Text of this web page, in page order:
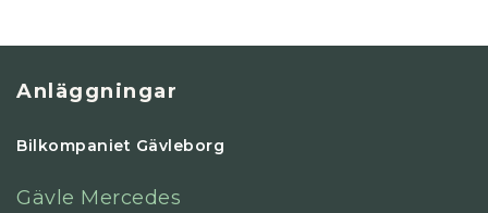
Anläggningar
Bilkompaniet Gävleborg
Gävle Mercedes